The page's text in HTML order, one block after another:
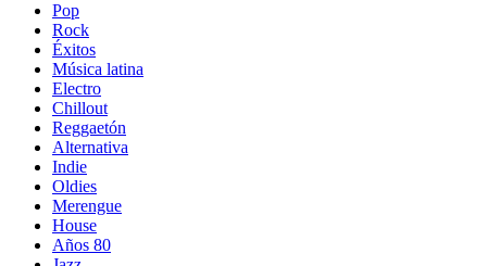
Pop
Rock
Éxitos
Música latina
Electro
Chillout
Reggaetón
Alternativa
Indie
Oldies
Merengue
House
Años 80